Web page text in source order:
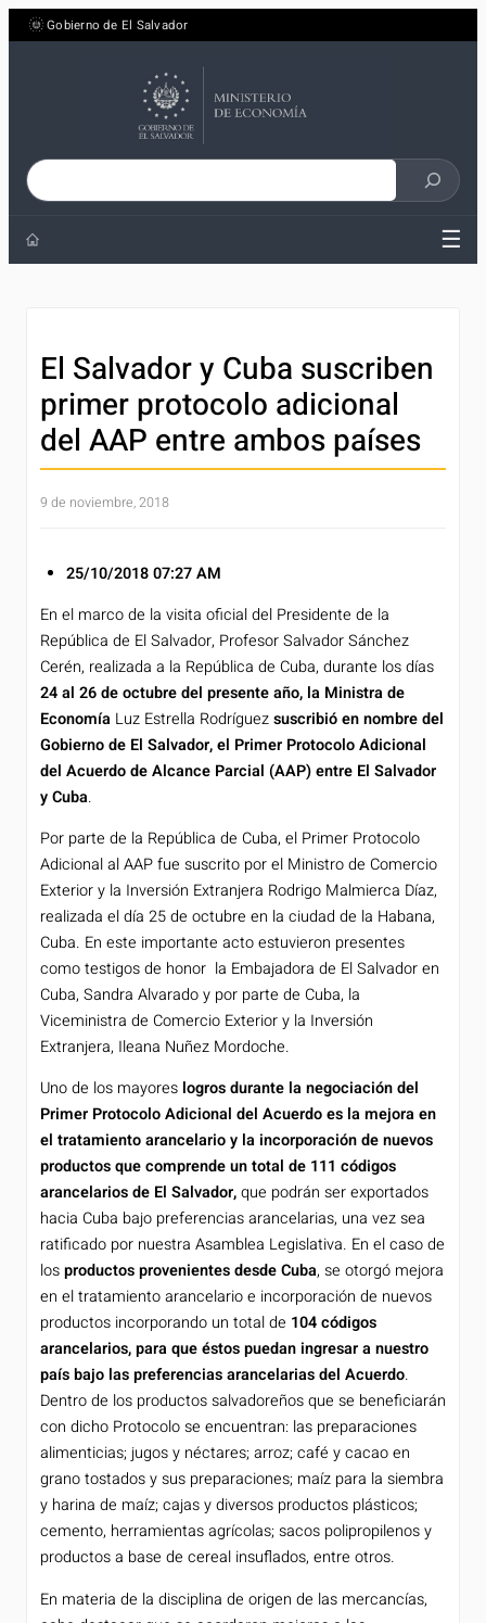
Saltar
al
Gobierno de El Salvador
Buscar
el
sitio
☰
El Salvador y Cuba suscriben
primer protocolo adicional
del AAP entre ambos países
9 de noviembre, 2018
25/10/201807:27 AM
En el marco de la visita oficial del Presidente de la
República de El Salvador, Profesor Salvador Sánchez
Cerén, realizada a la República de Cuba, durante los días
24 al 26 de octubre del presente año, la Ministra de
Economía Luz Estrella Rodríguezsuscribió en nombre del
Gobierno de El Salvador, el Primer Protocolo Adicional
del Acuerdo de Alcance Parcial (AAP) entre El Salvador
y Cuba.
Por parte de la República de Cuba, el Primer Protocolo
Adicional al AAP fue suscrito por el Ministro de Comercio
Exterior y la Inversión Extranjera Rodrigo Malmierca Díaz,
realizada el día 25 de octubre en la ciudad de la Habana,
Cuba. En este importante acto estuvieron presentes
como testigos de honor la Embajadora de El Salvador en
Cuba, Sandra Alvarado y por parte de Cuba, la
Viceministra de Comercio Exterior y la Inversión
Extranjera, Ileana Nuñez Mordoche.
Uno de los mayores logros durante la negociación del
Primer Protocolo Adicional del Acuerdo es la mejora en
el tratamiento arancelario y la incorporación de nuevos
productos que comprende un total de 111 códigos
arancelarios de El Salvador,que podrán ser exportados
hacia Cuba bajo preferencias arancelarias, una vez sea
ratificado por nuestra Asamblea Legislativa. En el caso de
losproductos provenientes desde Cuba, se otorgó mejora
en el tratamiento arancelario e incorporación de nuevos
productos incorporando un total de 104 códigos
arancelarios, para que éstos puedan ingresar a nuestro
país bajo las preferencias arancelarias del Acuerdo.
Dentro de los productos salvadoreños que se beneficiarán
con dicho Protocolo se encuentran: las preparaciones
alimenticias; jugos y néctares; arroz; café y cacao en
grano tostados y sus preparaciones; maíz para la siembra
y harina de maíz; cajas y diversos productos plásticos;
cemento, herramientas agrícolas; sacos polipropilenos y
productos a base de cereal insuflados, entre otros.
En materia de la disciplina de origen de las mercancías,